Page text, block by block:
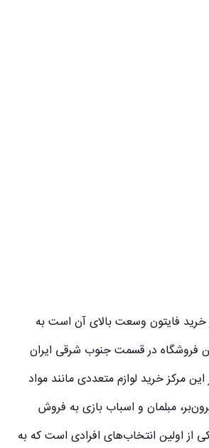
خرید فایتون وسعت بالای آن است به
فروشگاه در قسمت جنوب شرقی ایران
مرکز خرید لوازم متعددی مانند مواد
مبلمان و اسباب بازی به فروش
از اولین انتخاب‌های افرادی است که به